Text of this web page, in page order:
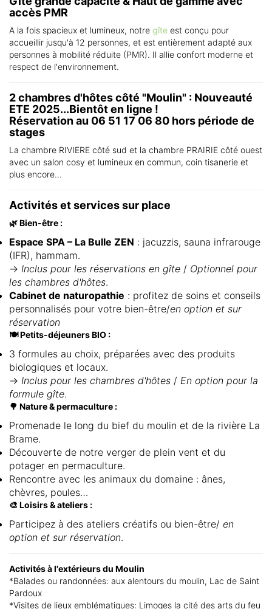
accès PMR
A la fois spacieux et lumineux, notre gîte est conçu pour
accueillir jusqu'à 12 personnes, et est entièrement adapté aux
personnes à mobilité réduite (PMR). Il allie confort moderne et
respect de l'environnement.
2 chambres d'hôtes côté "Moulin" : Nouveauté
ETE 2025...Bientôt en ligne !
Réservation au 06 51 17 06 80 hors période de
stages
La chambre RIVIERE côté sud et la chambre PRAIRIE côté ouest
avec un salon cosy et lumineux en commun, coin tisanerie et
plus encore...
Activités et services sur place
🌿 Bien-être :
Espace SPA – La Bulle ZEN : jacuzzis, sauna infrarouge
(IFR), hammam.
→ Inclus pour les réservations en gîte / Optionnel pour
les chambres d'hôtes.
Cabinet de naturopathie : profitez de soins et conseils
personnalisés pour votre bien-être/en option et sur
réservation
🍽️ Petits-déjeuners BIO :
3 formules au choix, préparées avec des produits
biologiques et locaux.
→ Inclus pour les chambres d'hôtes / En option pour la
formule gîte.
🌳 Nature & permaculture :
Promenade le long du bief du moulin et de la rivière La
Brame.
Découverte de notre verger de plein vent et du
potager en permaculture.
Rencontre avec les animaux du domaine : ânes,
chèvres, poules…
🎨 Loisirs & ateliers :
Participez à des ateliers créatifs ou bien-être/ en
option et sur réservation.
Activités à l'extérieurs du Moulin
*Balades ou randonnées: aux alentours du moulin, Lac de Saint
Pardoux
*Visites de lieux emblématiques: Limoges la cité des arts du feu